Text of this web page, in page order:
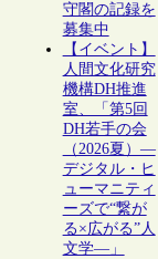
守閣の記録を
募集中
【イベント】
人間文化研究
機構DH推進
室、「第5回
DH若手の会
（2026夏）―
デジタル・ヒ
ューマニティ
ーズで“繋が
る×広がる”人
文学―」